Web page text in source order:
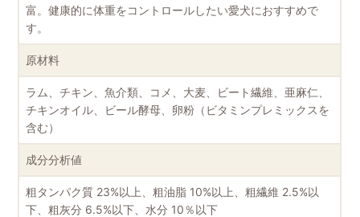
富。健康的に体重をコントロールしたい愛犬におすすめで
す。
原材料
ラム、チキン、魚介類、コメ、大麦、ビート繊維、亜麻仁、
チキンオイル、ビール酵母、卵粉（ビタミンプレミックスを
含む）
成分分析値
粗タンパク質 23%以上、粗油脂 10%以上、粗繊維 2.5%以
下、粗灰分 6.5%以下、水分 10％以下